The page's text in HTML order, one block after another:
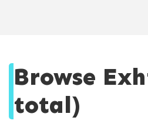
Browse
total)